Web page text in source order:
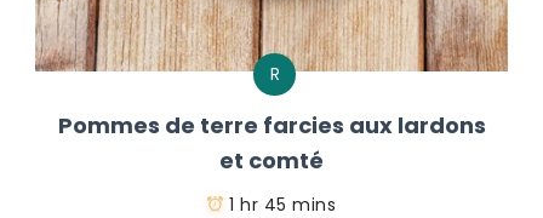
R
Pommes de terre farcies aux lardons
et comté
1 hr 45 mins